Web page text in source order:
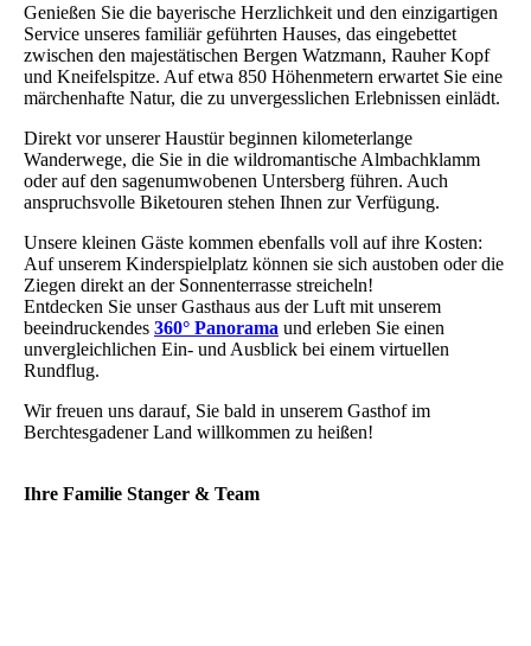
Genießen Sie die bayerische Herzlichkeit und den einzigartigen
Service unseres familiär geführten Hauses, das eingebettet
zwischen den majestätischen Bergen Watzmann, Rauher Kopf
und Kneifelspitze. Auf etwa 850 Höhenmetern erwartet Sie eine
märchenhafte Natur, die zu unvergesslichen Erlebnissen einlädt.
Direkt vor unserer Haustür beginnen kilometerlange
Wanderwege, die Sie in die wildromantische Almbachklamm
oder auf den sagenumwobenen Untersberg führen. Auch
anspruchsvolle Biketouren stehen Ihnen zur Verfügung.
Unsere kleinen Gäste kommen ebenfalls voll auf ihre Kosten:
Auf unserem Kinderspielplatz können sie sich austoben oder die
Ziegen direkt an der Sonnenterrasse streicheln!
Entdecken Sie unser Gasthaus aus der Luft mit unserem
beeindruckendes 360° Panorama und erleben Sie einen
unvergleichlichen Ein- und Ausblick bei einem virtuellen
Rundflug.
Wir freuen uns darauf, Sie bald in unserem Gasthof im
Berchtesgadener Land willkommen zu heißen!
Ihre Familie Stanger & Team